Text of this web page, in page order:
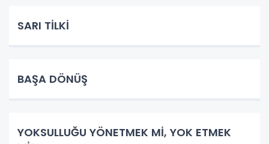
SARI TİLKİ
BAŞA DÖNÜŞ
YOKSULLUĞU YÖNETMEK Mİ, YOK ETMEK